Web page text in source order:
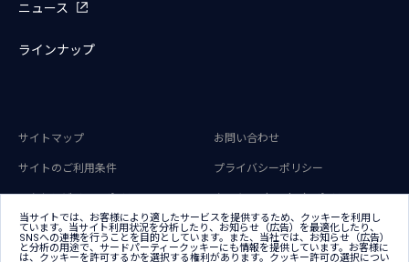
ニュース
ラインナップ
サイトマップ お問い合わせ
サイトのご利用条件 プライバシーポリシー
アクセシビリティポリシー クッキー（Cookie）ポリシー
クッキー（Cookie）プリファレンス
当サイトでは、お客様により適したサービスを提供するため、クッキーを利用し
ています。当サイト利用状況を分析したり、お知らせ（広告）を最適化したり、
SNSへの連携を行うことを目的としています。また、当社では、お知らせ（広告）
と分析の用途で、サードパーティークッキーにも情報を提供しています。お客様に
は、クッキーを許可するかを選択する権利があります。クッキー許可の選択につい